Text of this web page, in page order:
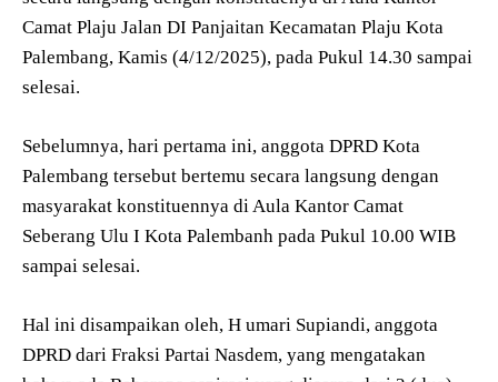
Camat Plaju Jalan DI Panjaitan Kecamatan Plaju Kota
Palembang, Kamis (4/12/2025), pada Pukul 14.30 sampai
selesai.
Sebelumnya, hari pertama ini, anggota DPRD Kota
Palembang tersebut bertemu secara langsung dengan
masyarakat konstituennya di Aula Kantor Camat
Seberang Ulu I Kota Palembanh pada Pukul 10.00 WIB
sampai selesai.
Hal ini disampaikan oleh, H umari Supiandi, anggota
DPRD dari Fraksi Partai Nasdem, yang mengatakan